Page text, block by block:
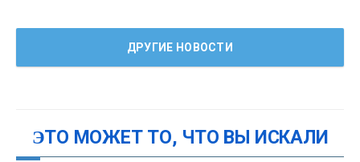
ДРУГИЕ НОВОСТИ
ЭТО МОЖЕТ ТО, ЧТО ВЫ ИСКАЛИ